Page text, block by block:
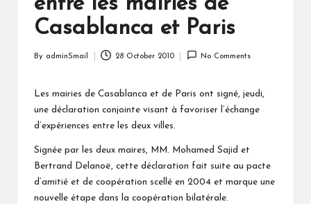
Casablanca et Paris
By adminSmail 28 October 2010 No Comments
Les mairies de Casablanca et de Paris ont signé, jeudi,
une déclaration conjointe visant à favoriser l’échange
d’expériences entre les deux villes.
Signée par les deux maires, MM. Mohamed Sajid et
Bertrand Delanoë, cette déclaration fait suite au pacte
d’amitié et de coopération scellé en 2004 et marque une
nouvelle étape dans la coopération bilatérale.